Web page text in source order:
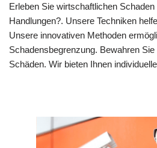
Erleben Sie wirtschaftlichen Schaden
Handlungen?. Unsere Techniken
Unsere innovativen Methoden
Schadensbegrenzung. Bewahren
Schäden. Wir bieten Ihnen